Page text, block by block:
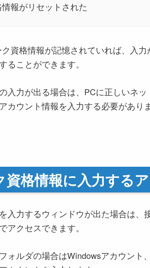
報がリセットされた
資格情報が記憶されていれば、入
ることができます。
入力が出る場合は、PCに正しいネ
カウント情報を入力する必要がありま
資格情報に入力する
入力するウィンドウが出た場合は、
アクセスできます。
ォルダの場合はWindowsアカウント